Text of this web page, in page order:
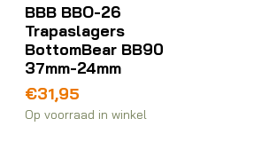
BBB BBO-26
Trapaslagers
BottomBear BB90
37mm-24mm
€31,95
Op voorraad in winkel